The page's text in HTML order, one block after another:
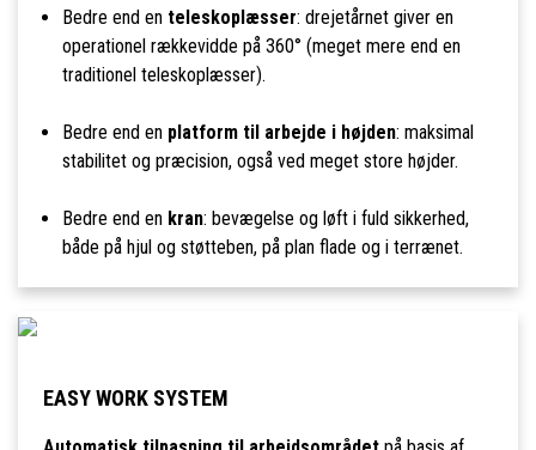
Bedre end en teleskoplæsser: drejetårnet giver en
operationel rækkevidde på 360° (meget mere end en
traditionel teleskoplæsser).
Bedre end en platform til arbejde i højden: maksimal
stabilitet og præcision, også ved meget store højder.
Bedre end en kran: bevægelse og løft i fuld sikkerhed,
både på hjul og støtteben, på plan flade og i terrænet.
EASY WORK SYSTEM